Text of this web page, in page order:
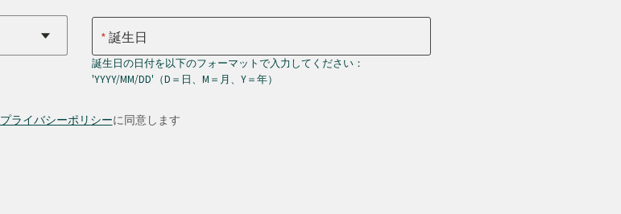
誕生日
誕生日の日付を以下のフォーマットで入力してください：
'YYYY/MM/DD'（D＝日、M＝月、Y＝年）
プライバシーポリシーに同意します